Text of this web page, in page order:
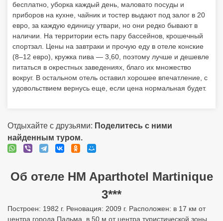
бесплатно, уборка каждый день, маловато посуды и
приборов на кухне, чайник и тостер выдают под залог в 20
евро, за каждую единицу утвари, но они редко бывают в
наличии. На территории есть пару бассейнов, крошечный
спортзал. Цены на завтраки и прочую еду в отеле конские
(8–12 евро), кружка пива — 3,60, поэтому лучше и дешевле
питаться в окрестных заведениях, благо их множество
вокруг. В остальном отель оставил хорошее впечатление, с
удовольствием вернусь еще, если цена нормальная будет.
Отдыхайте с друзьями: Поделитесь с ними
найденным туром.
Об отеле HM Aparthotel Martinique
3***
Построен: 1982 г. Реновация: 2009 г. Расположен: в 17 км от
центра города Пальма, в 50 м от центра туристической зоны